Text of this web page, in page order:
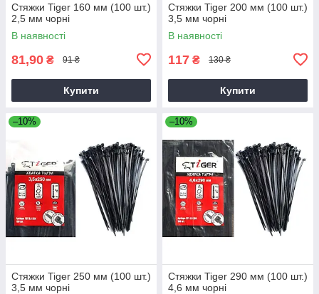
Стяжки Tiger 160 мм (100 шт.)
2,5 мм чорні
В наявності
81,90 ₴ 91 ₴
Купити
Стяжки Tiger 200 мм (100 шт.)
3,5 мм чорні
В наявності
117 ₴ 130 ₴
Купити
–10%
Стяжки Tiger 250 мм (100 шт.)
3,5 мм чорні
–10%
Стяжки Tiger 290 мм (100 шт.)
4,6 мм чорні